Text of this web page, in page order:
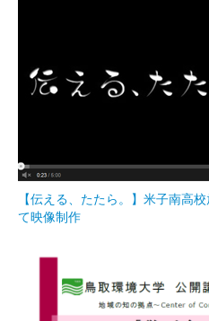
【伝える、たたら。】米子南高
て映像制作